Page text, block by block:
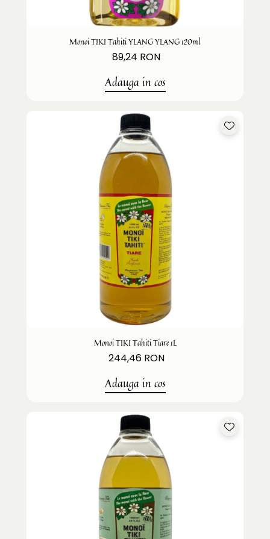
Monoi TIKI Tahiti YLANG YLANG 120ml
89,24 RON
Adauga in cos
Monoi TIKI Tahiti Tiare 1L
244,46 RON
Adauga in cos